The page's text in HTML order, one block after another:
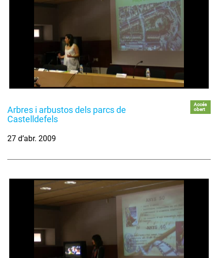
Arbres i arbustos dels parcs de
Castelldefels
Accés
obert
27 d’abr. 2009